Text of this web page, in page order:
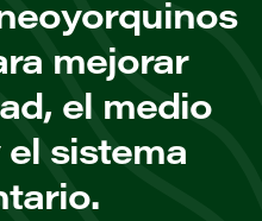
mejorar
el medio
sistema